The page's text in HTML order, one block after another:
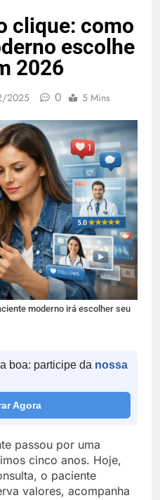
clique: como
escolhe
2026
2025 0 5 Mins
moderno irá escolher seu
boa: participe da nossa
Agora
passou por uma
cinco anos. Hoje,
o paciente
valores, acompanha